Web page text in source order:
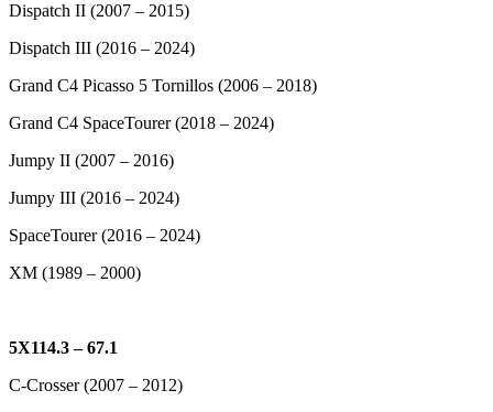
Dispatch II (2007 – 2015)
Dispatch III (2016 – 2024)
Grand C4 Picasso 5 Tornillos (2006 – 2018)
Grand C4 SpaceTourer (2018 – 2024)
Jumpy II (2007 – 2016)
Jumpy III (2016 – 2024)
SpaceTourer (2016 – 2024)
XM (1989 – 2000)
5X114.3 – 67.1
C-Crosser (2007 – 2012)